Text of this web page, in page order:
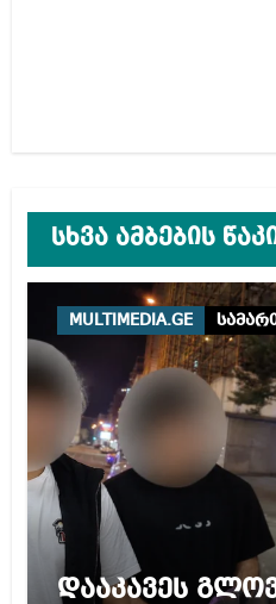
სხვა ამბების
MULTIMEDIA.GE
დააკავეს